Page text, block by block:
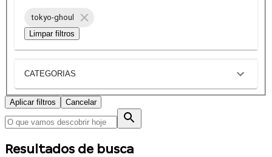
tokyo-ghoul
Limpar filtros
CATEGORIAS
Aplicar filtros Cancelar
Resultados de busca